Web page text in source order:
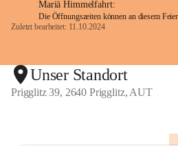
Mariä Himmelfahrt:
Die Öffnungszeiten können an diesem
Zuletzt bearbeitet: 11.10.2024
Unser Standort
Prigglitz 39, 2640 Prigglitz, AUT